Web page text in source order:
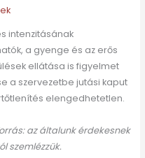
intenzitásának
a gyenge és az erős
ellátása is figyelmet
a szervezetbe jutási kaput
elengedhetetlen.
az általunk érdekesnek
szemlézzük.